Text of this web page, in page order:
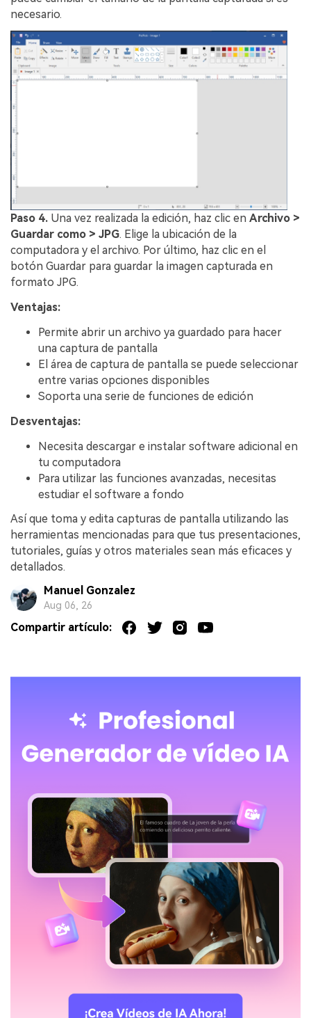
necesario.
Paso 4. Una vez realizada la edición, haz clic en Archivo >
Guardar como > JPG. Elige la ubicación de la
computadora y el archivo. Por último, haz clic en el
botón Guardar para guardar la imagen capturada en
formato JPG.
Ventajas:
Permite abrir un archivo ya guardado para hacer
una captura de pantalla
El área de captura de pantalla se puede seleccionar
entre varias opciones disponibles
Soporta una serie de funciones de edición
Desventajas:
Necesita descargar e instalar software adicional en
tu computadora
Para utilizar las funciones avanzadas, necesitas
estudiar el software a fondo
Así que toma y edita capturas de pantalla utilizando las
herramientas mencionadas para que tus presentaciones,
tutoriales, guías y otros materiales sean más eficaces y
detallados.
Manuel Gonzalez
Aug 06, 26
Compartir artículo: